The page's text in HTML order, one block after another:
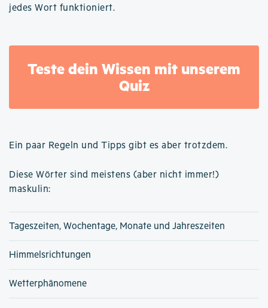
jedes Wort funktioniert.
Teste dein Wissen mit unserem
Quiz
Ein paar Regeln und Tipps gibt es aber trotzdem.
Diese Wörter sind meistens (aber nicht immer!)
maskulin:
Tageszeiten, Wochentage, Monate und Jahreszeiten
Himmelsrichtungen
Wetterphänomene